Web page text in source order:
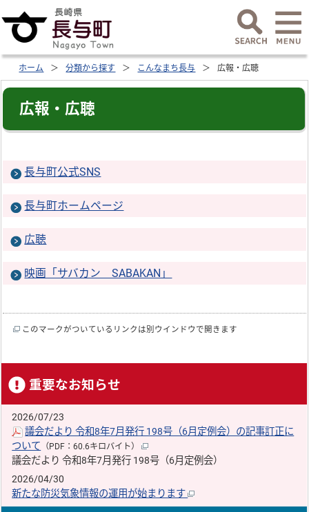
ホーム 分類から探す こんなまち長与 広報・広聴
広報・広聴
長与町公式SNS
長与町ホームページ
広聴
映画「サバカン SABAKAN」
このマークがついているリンクは別ウインドウで開きます
重要なお知らせ
2026/07/23
議会だより 令和8年7月発行 198号（6月定例会）の記事訂正に
ついて （PDF：60.6キロバイト）
議会だより 令和8年7月発行 198号（6月定例会）
2026/04/30
新たな防災気象情報の運用が始まります